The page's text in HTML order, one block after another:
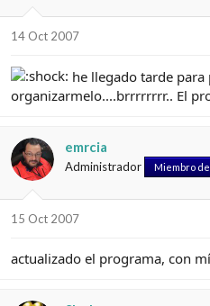
14 Oct 2007
he llegado tarde para
organizarmelo....brrrrrrrr.. El
emrcia
Administrador Miembro
15 Oct 2007
actualizado el programa, con